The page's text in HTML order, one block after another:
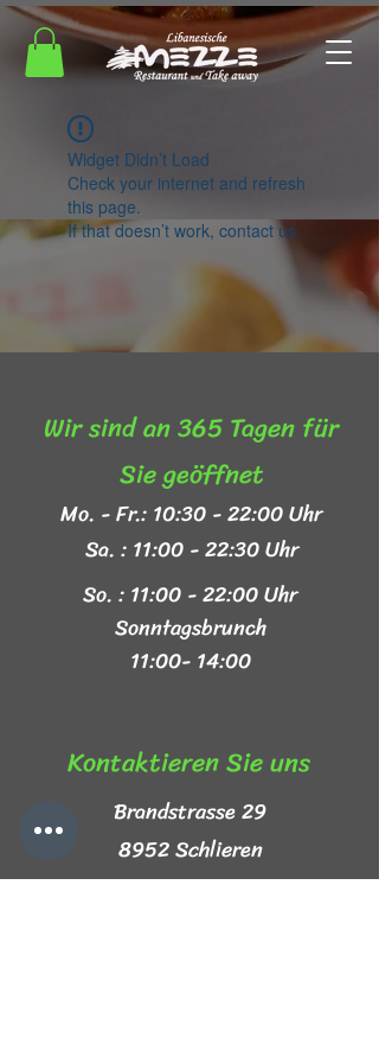
Widget Didn’t Load
Check your internet and refresh
this page.
If that doesn’t work, contact us.
Wir sind an 365 Tagen für
Sie geöffnet​
Mo. - Fr.: 10:30 - 22:00 Uhr
Sa. : 11:00 - 22:30 Uhr
So. : 11:00 - 22:00 Uhr
Sonntagsbrunch
11:00- 14:00
Kontaktieren Sie uns​
Brandstrasse 29
8952 Schlieren
+41 44 999 44 44